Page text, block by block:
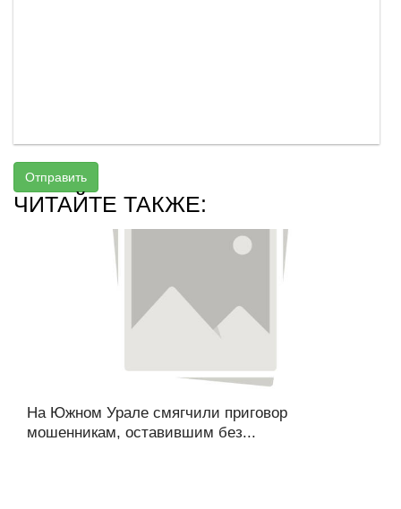
Отправить
ЧИТАЙТЕ ТАКЖЕ:
На Южном Урале смягчили приговор
мошенникам, оставившим без...